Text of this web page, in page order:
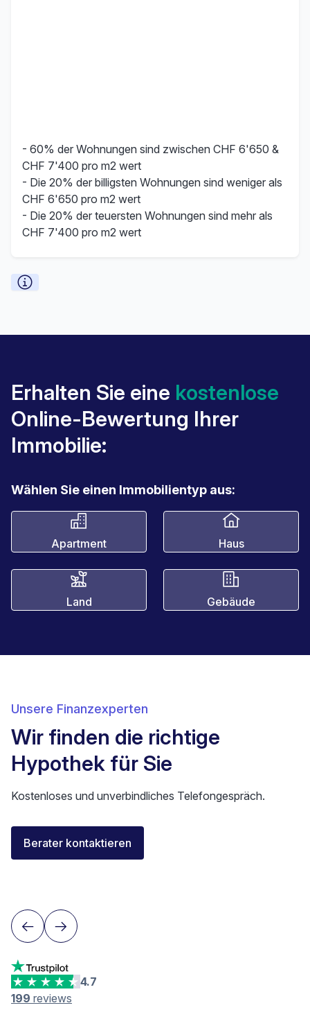
- 60% der Wohnungen sind zwischen CHF 6'650 &
CHF 7'400 pro m2 wert
- Die 20% der billigsten Wohnungen sind weniger als
CHF 6'650 pro m2 wert
- Die 20% der teuersten Wohnungen sind mehr als
CHF 7'400 pro m2 wert
Erhalten Sie eine kostenlose
Online-Bewertung Ihrer
Immobilie:
Wählen Sie einen Immobilientyp aus:
Apartment Haus
Land Gebäude
Unsere Finanzexperten
Wir finden die richtige
Hypothek für Sie
Kostenloses und unverbindliches Telefongespräch.
Berater kontaktieren
Elisa Longo
Finanzierungsberaterin IAF
4.7
199 reviews